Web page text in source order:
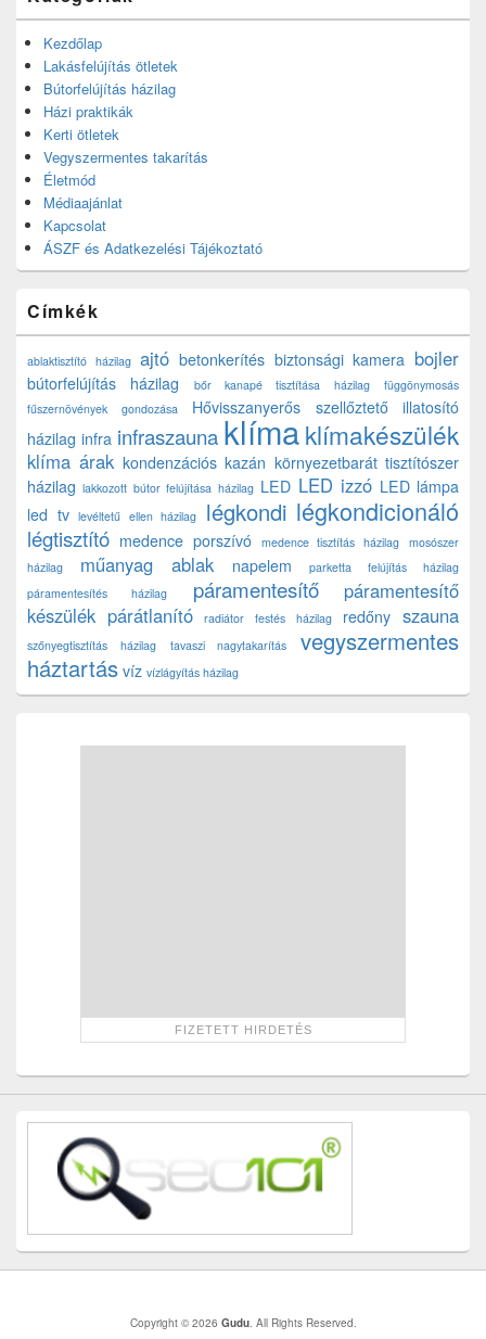
Kezdőlap
Lakásfelújítás ötletek
Bútorfelújítás házilag
Házi praktikák
Kerti ötletek
Vegyszermentes takarítás
Életmód
Médiaajánlat
Kapcsolat
ÁSZF és Adatkezelési Tájékoztató
Címkék
ablaktisztító házilag ajtó betonkerítés biztonsági kamera bojler
bútorfelújítás házilag bőr kanapé tisztítása házilag
függönymosás
fűszernövények gondozása
Hővisszanyerős szellőztető
illatosító
házilag infra infraszauna klímaklímakészülék
klíma árak kondenzációs kazán környezetbarát tisztítószer
házilag lakkozott bútor felújítása házilag LED LED izzó LED lámpa
led tv levéltetű ellen házilag légkondi légkondicionáló
légtisztító medence porszívó medence tisztítás házilag
mosószer
házilag
műanyag ablak napelem
parketta felújítás házilag
páramentesítés házilag
páramentesítő
páramentesítő
készülék párátlanító radiátor festés házilag redőny szauna
szőnyegtisztítás házilag tavaszi nagytakarítás
vegyszermentes
háztartás víz vízlágyítás házilag
Copyright © 2026 Gudu. All Rights Reserved.